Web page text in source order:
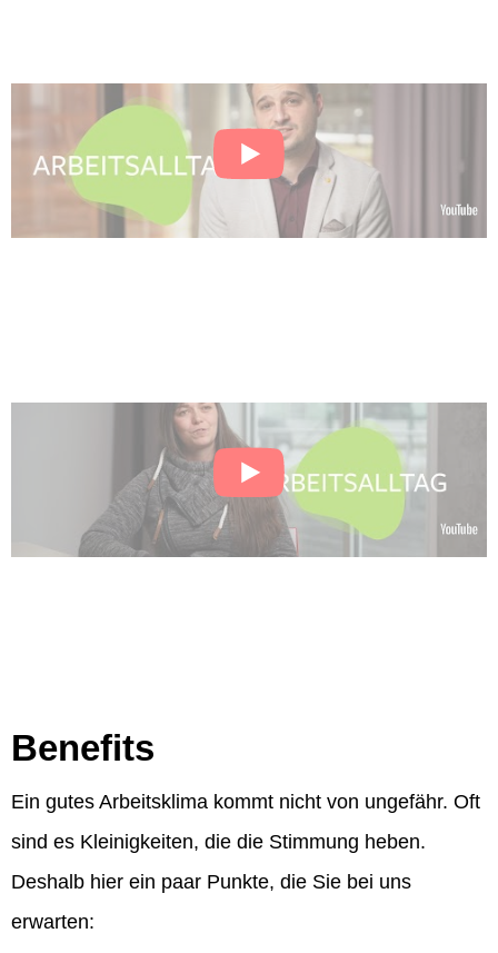
Benefits
Ein gutes Arbeitsklima kommt nicht von ungefähr. Oft
sind es Kleinigkeiten, die die Stimmung heben.
Deshalb hier ein paar Punkte, die Sie bei uns
erwarten: